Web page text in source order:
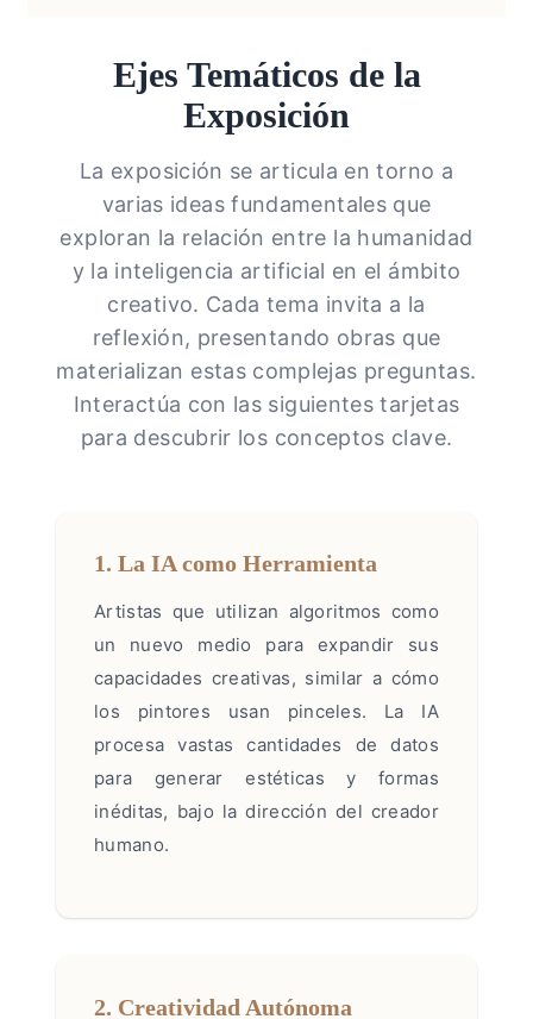
Ejes Temáticos de la
Exposición
La exposición se articula en torno a
varias ideas fundamentales que
exploran la relación entre la humanidad
y la inteligencia artificial en el ámbito
creativo. Cada tema invita a la
reflexión, presentando obras que
materializan estas complejas preguntas.
Interactúa con las siguientes tarjetas
para descubrir los conceptos clave.
1. La IA como Herramienta
Artistas que utilizan algoritmos como
un nuevo medio para expandir sus
capacidades creativas, similar a cómo
los pintores usan pinceles. La IA
procesa vastas cantidades de datos
para generar estéticas y formas
inéditas, bajo la dirección del creador
humano.
2. Creatividad Autónoma